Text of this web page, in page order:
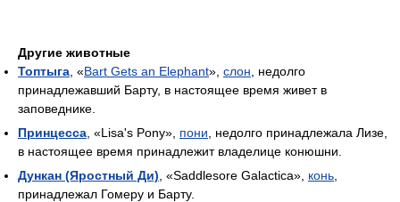
Другие животные
Топтыга , «Bart Gets an Elephant», слон , недолго
принадлежавший Барту, в настоящее время живет в
заповеднике.
Принцесса , «Lisa's Pony», пони , недолго принадлежала Лизе,
в настоящее время принадлежит владелице конюшни.
Дункан (Яростный Ди) , «Saddlesore Galactica», конь
принадлежал Гомеру и Барту.